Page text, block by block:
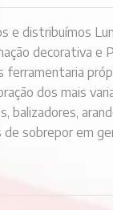
e distribuímos
decorativa e
ferramentaria
dos mais
balizadores,
sobrepor em